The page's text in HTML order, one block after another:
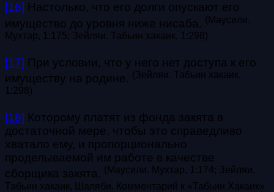
[16] Настолько, что его долги опускают его
имущество до уровня ниже нисаба. (Маусили.
Мухтар, 1:175; Зейляи. Табьин хакаик, 1:298)
[17] При условии, что у него нет доступа к его
имуществу на родине. (Зейляи. Табьин хакаик,
1:298)
[18] Которому платят из фонда закята в
достаточной мере, чтобы это справедливо
хватало ему, и пропорционально
проделываемой им работе в качестве
сборщика закята. (Маусили. Мухтар, 1:174; Зейляи.
Табьин хакаик, Шаляби. Комментарий к «Табьин Хакаик»